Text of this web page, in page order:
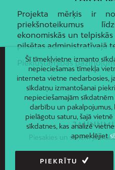
Projekta mērķis ir
priekšnoteikumus
ekonomiskās un
pilsētas administratīvajā
Piekļūstamības
JAUNUMI
Piesakies un saņem
Šī tīmekļvietne izmanto
nepieciešamas tīmekļa
interneta vietne nedarbosies,
sīkdatņu izmantošanai
nepieciešamajām
darbību un pakalpojumus,
pielāgotu saturu, šajā
sīkdatnes, kas analizē
apmeklējiet
PIEKRĪTU